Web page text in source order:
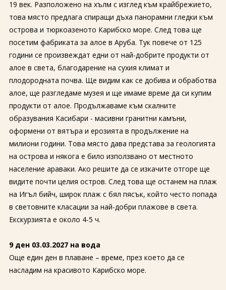
19 век. Разположено на хълм с изглед към крайбрежието,
това място предлага спиращи дъха панорамни гледки към
острова и тюркоазеното Карибско море. След това ще
посетим фабриката за алое в Аруба. Тук повече от 125
години се произвеждат едни от най-добрите продукти от
алое в света, благодарение на сухия климат и
плодородната почва. Ще видим как се добива и обработва
алое, ще разгледаме музея и ще имаме време да си купим
продукти от алое. Продължаваме към скалните
образувания Касибари - масивни гранитни камъни,
оформени от вятъра и ерозията в продължение на
милиони години. Това място дава представа за геологията
на острова и някога е било използвано от местното
население араваки. Ако решите да се изкачите отгоре ще
видите почти целия остров. След това ще останем на плаж
на Игъл бийч, широк плаж с бял пясък, който често попада
в световните класации за най-добри плажове в света.
Екскурзията е около 4-5 ч.
9 ден 03.03.2027 на вода
Още един ден в плаване – време, през което да се
насладим на красивото Карибско море.